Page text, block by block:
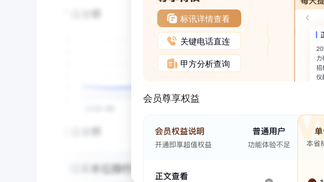
标讯详情查看
关键电话直连
甲方分析查询
会员尊享权益